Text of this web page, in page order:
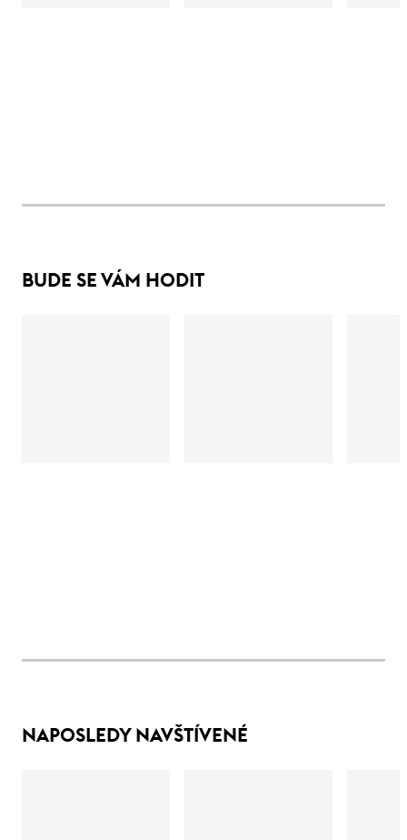
BUDE SE VÁM HODIT
NAPOSLEDY NAVŠTÍVENÉ